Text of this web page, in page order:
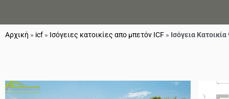
Αρχική » icf » Ισόγειες κατοικίες απο μπετόν ICF » Ισόγεια Κατοικία